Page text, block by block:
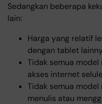
Sedangkan beberapa
lain:
Harga yang relatif
dengan tablet
Tidak semua
akses internet
Tidak semua
menulis atau